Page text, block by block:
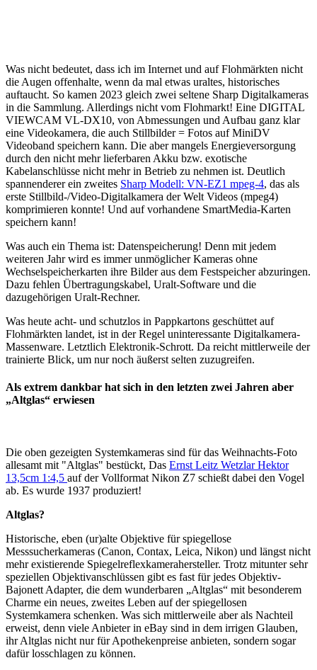
Was nicht bedeutet, dass ich im Internet und auf Flohmärkten nicht
die Augen offenhalte, wenn da mal etwas uraltes, historisches
auftaucht. So kamen 2023 gleich zwei seltene Sharp Digitalkameras
in die Sammlung. Allerdings nicht vom Flohmarkt! Eine DIGITAL
VIEWCAM VL-DX10, von Abmessungen und Aufbau ganz klar
eine Videokamera, die auch Stillbilder = Fotos auf MiniDV
Videoband speichern kann. Die aber mangels Energieversorgung
durch den nicht mehr lieferbaren Akku bzw. exotische
Kabelanschlüsse nicht mehr in Betrieb zu nehmen ist. Deutlich
spannenderer ein zweites Sharp Modell: VN-EZ1 mpeg-4, das als
erste Stillbild-/Video-Digitalkamera der Welt Videos (mpeg4)
komprimieren konnte! Und auf vorhandene SmartMedia-Karten
speichern kann!
Was auch ein Thema ist: Datenspeicherung! Denn mit jedem
weiteren Jahr wird es immer unmöglicher Kameras ohne
Wechselspeicherkarten ihre Bilder aus dem Festspeicher abzuringen.
Dazu fehlen Übertragungskabel, Uralt-Software und die
dazugehörigen Uralt-Rechner.
Was heute acht- und schutzlos in Pappkartons geschüttet auf
Flohmärkten landet, ist in der Regel uninteressante Digitalkamera-
Massenware. Letztlich Elektronik-Schrott. Da reicht mittlerweile der
trainierte Blick, um nur noch äußerst selten zuzugreifen.
Als extrem dankbar hat sich in den letzten zwei Jahren aber
„Altglas“ erwiesen
Die oben gezeigten Systemkameras sind für das Weihnachts-Foto
allesamt mit "Altglas" bestückt, Das Ernst Leitz Wetzlar Hektor
13,5cm 1:4,5 auf der Vollformat Nikon Z7 schießt dabei den Vogel
ab. Es wurde 1937 produziert!
Altglas?
Historische, eben (ur)alte Objektive für spiegellose
Messsucherkameras (Canon, Contax, Leica, Nikon) und längst nicht
mehr existierende Spiegelreflexkamerahersteller. Trotz mitunter sehr
speziellen Objektivanschlüssen gibt es fast für jedes Objektiv-
Bajonett Adapter, die dem wunderbaren „Altglas“ mit besonderem
Charme ein neues, zweites Leben auf der spiegellosen
Systemkamera schenken. Was sich mittlerweile aber als Nachteil
erweist, denn viele Anbieter in eBay sind in dem irrigen Glauben,
ihr Altglas nicht nur für Apothekenpreise anbieten, sondern sogar
dafür losschlagen zu können.